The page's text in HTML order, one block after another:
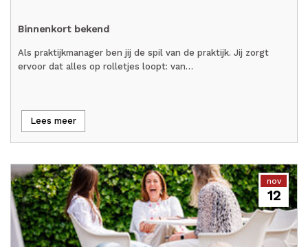
Binnenkort bekend
Als praktijkmanager ben jij de spil van de praktijk. Jij zorgt
ervoor dat alles op rolletjes loopt: van…
Lees meer
nov
12